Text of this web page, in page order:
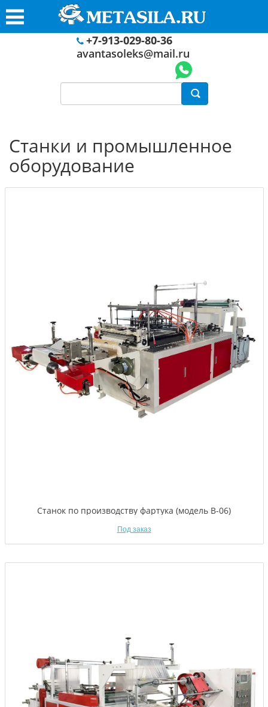
+7-913-029-80-36
avantasoleks@mail.ru
Станки и промышленное
оборудование
Станок по производству фартука (модель В-06)
Под заказ